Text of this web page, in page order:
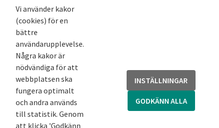
Nyhetsbrev
Andra webbplatser
Arkivsök
Fornsök
Fornreg
Bebyggelseregistret
Runor
Kringla
Vi använder kakor
(cookies) för en
bättre
användarupplevelse.
Några kakor är
nödvändiga för att
webbplatsen ska
fungera optimalt
och andra används
till statistik. Genom
att klicka 'Godkänn
INSTÄLLNINGAR
GODKÄNN ALLA